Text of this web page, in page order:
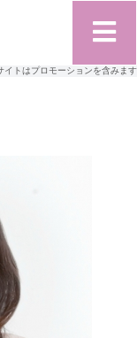
イトはプロモーションを含みます